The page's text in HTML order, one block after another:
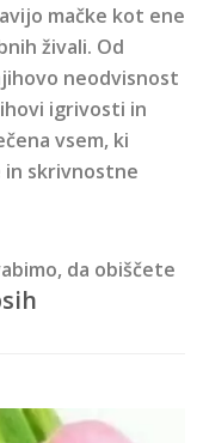
mačke kot ene
živali. Od
neodvisnost
igrivosti in
vsem, ki
skrivnostne
da obiščete